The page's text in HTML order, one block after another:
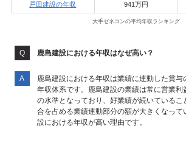
戸田建設の年収 941万円
大手ゼネコンの平均年収ランキング
鹿島建設における年収はなぜ高い？
鹿島建設における年収は業績に連動した賞与
年収体系です。鹿島建設の業績は常に営業利
の水準となっており、好業績が続いているこ
合を占める業績連動部分の額が大きくなって
設における年収が高い理由です。